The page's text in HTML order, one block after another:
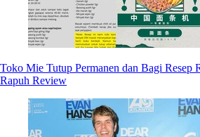
Toko Mie Tutup Permanen dan Bagi Resep
Rapuh Review